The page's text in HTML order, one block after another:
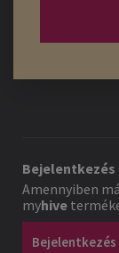
Bejelentkezés
Amennyiben
myhive
Bejelentkezés